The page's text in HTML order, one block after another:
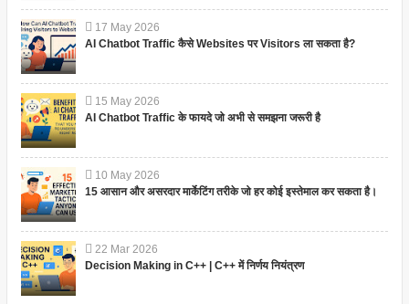
17 May 2026
AI Chatbot Traffic कैसे Websites पर Visitors ला सकता है?
15 May 2026
AI Chatbot Traffic के फायदे जो अभी से समझना जरूरी है
10 May 2026
15 आसान और असरदार मार्केटिंग तरीके जो हर कोई इस्तेमाल कर सकता है।
22 Mar 2026
Decision Making in C++ | C++ में निर्णय नियंत्रण